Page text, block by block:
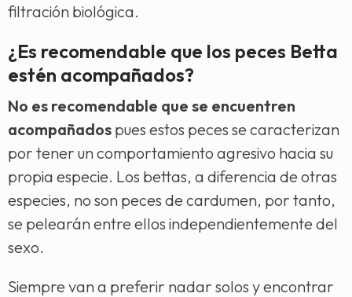
filtración biológica.
¿Es recomendable que los peces Betta
estén acompañados?
No es recomendable que se encuentren
acompañados pues estos peces se caracterizan
por tener un comportamiento agresivo hacia su
propia especie. Los bettas, a diferencia de otras
especies, no son peces de cardumen, por tanto,
se pelearán entre ellos independientemente del
sexo.
Siempre van a preferir nadar solos y encontrar